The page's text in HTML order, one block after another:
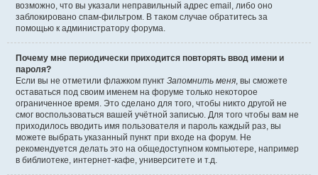
возможно, что вы указали неправильный адрес email, либо оно
заблокировано спам-фильтром. В таком случае обратитесь за
помощью к администратору форума.
Почему мне периодически приходится повторять ввод имени и
пароля?
Если вы не отметили флажком пункт Запомнить меня, вы сможете
оставаться под своим именем на форуме только некоторое
ограниченное время. Это сделано для того, чтобы никто другой не
смог воспользоваться вашей учётной записью. Для того чтобы вам не
приходилось вводить имя пользователя и пароль каждый раз, вы
можете выбрать указанный пункт при входе на форум. Не
рекомендуется делать это на общедоступном компьютере, например
в библиотеке, интернет-кафе, университете и т.д.